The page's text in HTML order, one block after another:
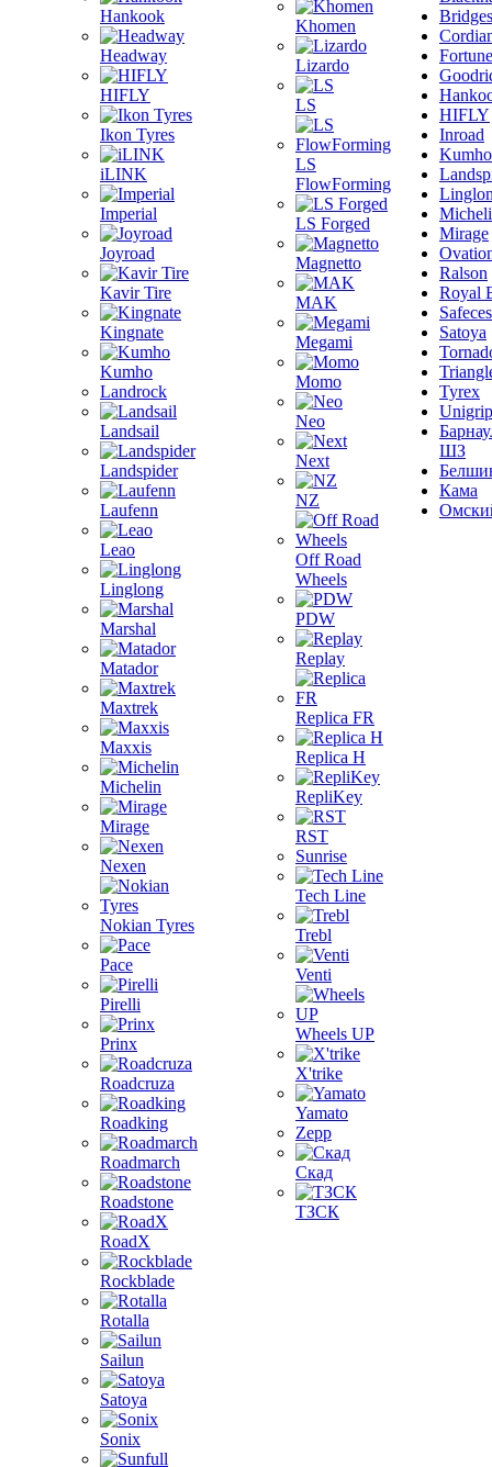
Hankook
Headway
HIFLY
Ikon Tyres
iLINK
Imperial
Joyroad
Kavir Tire
Kingnate
Kumho
Landrock
Landsail
Landspider
Laufenn
Leao
Linglong
Marshal
Matador
Maxtrek
Maxxis
Michelin
Mirage
Nexen
Nokian Tyres
Pace
Pirelli
Prinx
Roadcruza
Roadking
Roadmarch
Roadstone
RoadX
Rockblade
Rotalla
Sailun
Satoya
Sonix
Khomen
Lizardo
LS
LS
FlowForming
LS Forged
Magnetto
MAK
Megami
Momo
Neo
Next
NZ
Off Road
Wheels
PDW
Replay
Replica FR
Replica H
RepliKey
RST
Sunrise
Tech Line
Trebl
Venti
Wheels UP
X'trike
Yamato
Zepp
Скад
ТЗСК
Fortune
HIFLY
Inroad
Kumho
Mirage
Ralson
Royal
Satoya
Tyrex
Unigrip
ШЗ
Кама